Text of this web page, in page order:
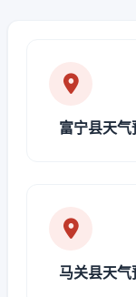
富宁县天气
马关县天气